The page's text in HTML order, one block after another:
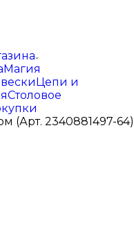
Магия
Цепи и
Столовое
(Арт. 2340881497-64)